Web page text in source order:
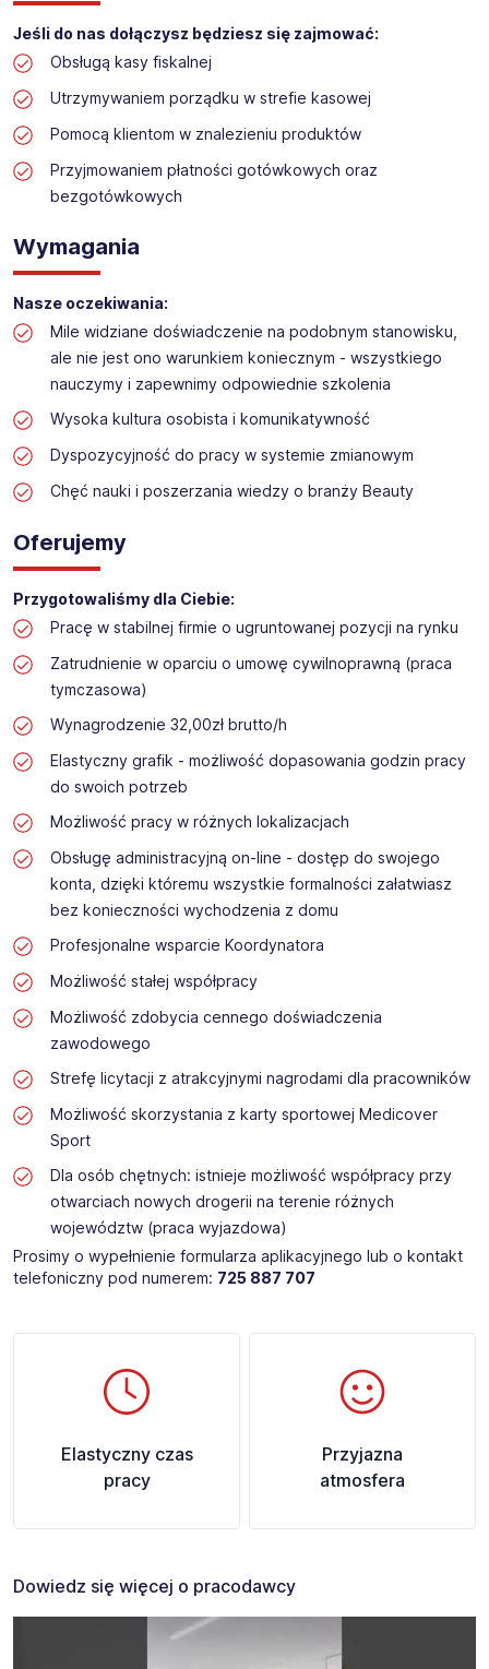
polskich agencji zatrudnienia. W ciągu wielu lat naszej
działalności daliśmy pracę przeszło 50 000 pracowników
w całym kraju. Skutecznie znajdujemy pracowników dla
największych firm, jak również małych rodzinnych
przedsiębiorstw w Polsce. Agencja jest wpisana pod nr
stanowisko:
Obsługa kasy i dokładanie towaru w drogerii
Pruszków
Jeśli do nas dołączysz będziesz się zajmować:
Obsługą kasy fiskalnej
Utrzymywaniem porządku w strefie kasowej
Pomocą klientom w znalezieniu produktów
Przyjmowaniem płatności gotówkowych oraz
bezgotówkowych
Wymagania
Nasze oczekiwania:
Mile widziane doświadczenie na podobnym stanowisku,
ale nie jest ono warunkiem koniecznym - wszystkiego
nauczymy i zapewnimy odpowiednie szkolenia
Wysoka kultura osobista i komunikatywność
Dyspozycyjność do pracy w systemie zmianowym
Chęć nauki i poszerzania wiedzy o branży Beauty
Oferujemy
Przygotowaliśmy dla Ciebie:
Pracę w stabilnej firmie o ugruntowanej pozycji na rynku
Zatrudnienie w oparciu o umowę cywilnoprawną (praca
tymczasowa)
Wynagrodzenie 32,00zł brutto/h
Elastyczny grafik - możliwość dopasowania godzin pracy
do swoich potrzeb
Możliwość pracy w różnych lokalizacjach
Obsługę administracyjną on-line - dostęp do swojego
konta, dzięki któremu wszystkie formalności załatwiasz
bez konieczności wychodzenia z domu
Profesjonalne wsparcie Koordynatora
Możliwość stałej współpracy
Możliwość zdobycia cennego doświadczenia
zawodowego
Strefę licytacji z atrakcyjnymi nagrodami dla pracowników
Możliwość skorzystania z karty sportowej Medicover
Sport
Dla osób chętnych: istnieje możliwość współpracy przy
otwarciach nowych drogerii na terenie różnych
województw (praca wyjazdowa)
Prosimy o wypełnienie formularza aplikacyjnego lub o kontakt
telefoniczny pod numerem: 725 887 707
Elastyczny czas
pracy
Przyjazna
atmosfera
Dowiedz się więcej o pracodawcy